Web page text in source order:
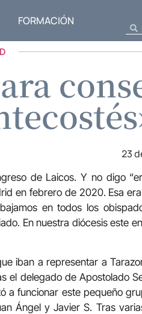
FORMACIÓN
23
de Laicos. Y no digo
en febrero de 2020. Esa
en todos los
En nuestra diócesis este
iban a representar a
el delegado de Apostolado
a funcionar este pequeño
Ángel y Javier S. Tras